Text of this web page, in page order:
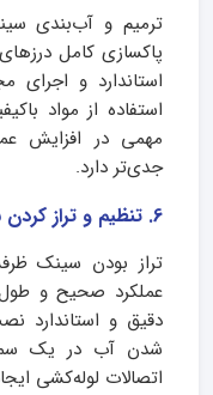
ترمیم و آب‌بندی
پاکسازی کامل
استاندارد و
استفاده از مواد
مهمی در افزایش
جدی‌تر دارد.
6. تنظیم و تراز کردن سینک آلتون
تراز بودن سینک
عملکرد صحیح و
دقیق و استاندارد
شدن آب در یک
اتصالات لوله‌کشی